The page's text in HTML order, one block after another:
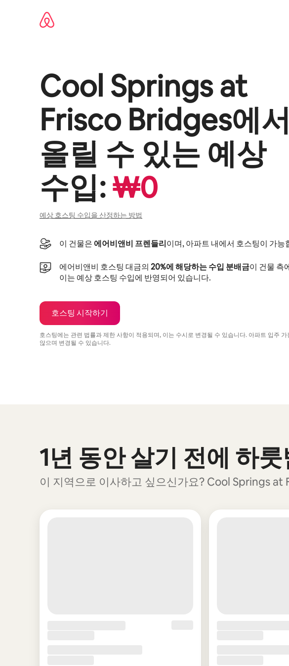
Cool Springs at
Frisco Bridges에서
올릴 수 있는 예상
수입:₩0
예상 호스팅 수입을 산정하는 방법
이 건물은 에어비앤비 프렌들리이며, 아파트 내에서 호스팅이 가능
에어비앤비 호스팅 대금의 20%에 해당하는 수입 분배금이 건물 측
이는 예상 호스팅 수입에 반영되어 있습니다.
호스팅 시작하기
호스팅에는 관련 법률과 제한 사항이 적용되며, 이는 수시로 변경될 수 있습니다. 아파트 입주 가
않으며 변경될 수 있습니다.
1년 동안 살기 전에 하
이 지역으로 이사하고 싶으신가요? Cool Springs
0개 중 0개 표시됨